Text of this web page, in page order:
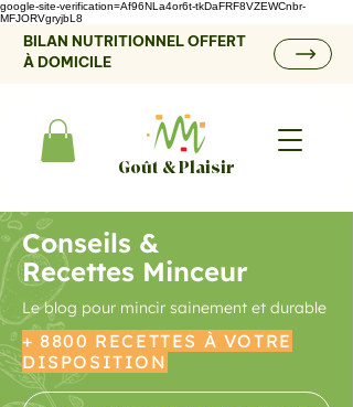
google-site-verification=Af96NLa4or6t-tkDaFRF8VZEWCnbr-
MFJORVgryjbL8
BILAN NUTRITIONNEL OFFERT
À DOMICILE
Goût & Plaisir
Conseils &
Recettes Minceur
Le blog pour mincir sainement et durable
+ 8800 RECETTES À VOTRE
DISPOSITION